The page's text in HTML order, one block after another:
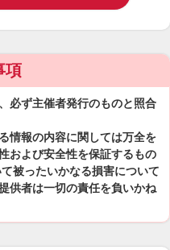
項
必ず主催者発行のものと照合
情報の内容に関しては万全を
および安全性を保証するもの
被ったいかなる損害について
供者は一切の責任を負いかね